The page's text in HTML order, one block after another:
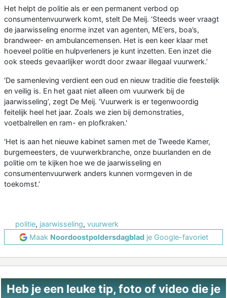
Het helpt de politie als er een permanent verbod op
consumentenvuurwerk komt, stelt De Meij. ‘Steeds weer vraagt
de jaarwisseling enorme inzet van agenten, ME’ers, boa’s,
brandweer- en ambulancemensen. Het is een keer klaar met
hoeveel politie en hulpverleners je kunt inzetten. Een inzet die
ook steeds gevaarlijker wordt door zwaar illegaal vuurwerk.’
‘De samenleving verdient een oud en nieuw traditie die feestelijk
en veilig is. En het gaat niet alleen om vuurwerk bij de
jaarwisseling’, zegt De Meij. ‘Vuurwerk is er tegenwoordig
feitelijk heel het jaar. Zoals we zien bij demonstraties,
voetbalrellen en ram- en plofkraken.'
'Het is aan het nieuwe kabinet samen met de Tweede Kamer,
burgemeesters, de vuurwerkbranche, onze buurlanden en de
politie om te kijken hoe we de jaarwisseling en
consumentenvuurwerk anders kunnen vormgeven in de
toekomst.’
politie, jaarwisseling, vuurwerk
Maak Noordoostpoldersdagbladje Google-favoriet
Heb je een leuke tip, foto of video die je